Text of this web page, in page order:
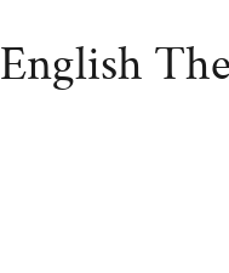
English